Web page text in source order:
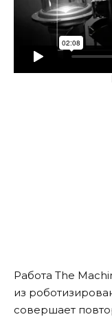
Работа The
из
совершает